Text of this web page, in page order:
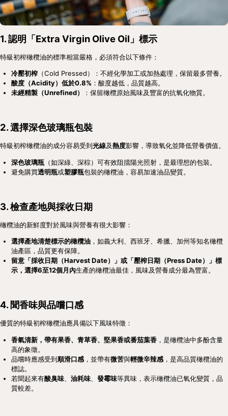
1. 認明「Extra Virgin Olive Oil」標示
特級初榨橄欖油的標準相當嚴格，必須符合以下條件：
冷壓初榨 （Cold Pressed）：不經化學加工或加熱處理，保留最多營養。
酸度（Acidity）低於0.8% ：酸度越低，品質越高。
未經精製（Unrefined）
：保留橄欖原始風味及豐富的抗氧化物質。
2. 選擇深色玻璃瓶包裝
特級初榨橄欖油的成分容易受到光線及熱度影響，導致氧化並降低營養價值。
深色玻璃瓶 （如深綠、深棕）可有效阻擋陽光照射，是最理想的包裝。
避免購買透明瓶或塑膠瓶包裝的橄欖油，容易加速油品變質。
3. 檢查產地與採收日期
橄欖油的新鮮度對於風味與營養有很大影響：
選擇產地清楚標示的橄欖油 ，如義大利、西班牙、希臘、加州等知名橄欖
油產區，品質更有保障。
留意「採收日期（Harvest Date）」或「壓榨日期（Press Date）」標
示，選擇6至12個月內生產的橄欖油最佳，風味及營養成分最為豐富。
4. 聞香味與品嚐口感
優質的特級初榨橄欖油應具備以下風味特徵：
香氣清新，帶有果香、青草香、堅果香或番茄葉香 ，是橄欖油中多酚含量
高的象徵。
品嚐時應感受到順滑口感 ，並帶有微苦與輕微辛辣感 ，是高品質橄欖油的
標誌。
若聞起來有酸臭味 、油耗味 、發霉味等異味，表示橄欖油已氧化變質，品
質較差。